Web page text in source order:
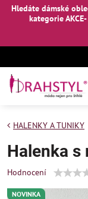
Hledáte dámské
kategorie AKCE-
NOVINKA
HALENKY A TUNIKY
Halenka s
Hodnocení